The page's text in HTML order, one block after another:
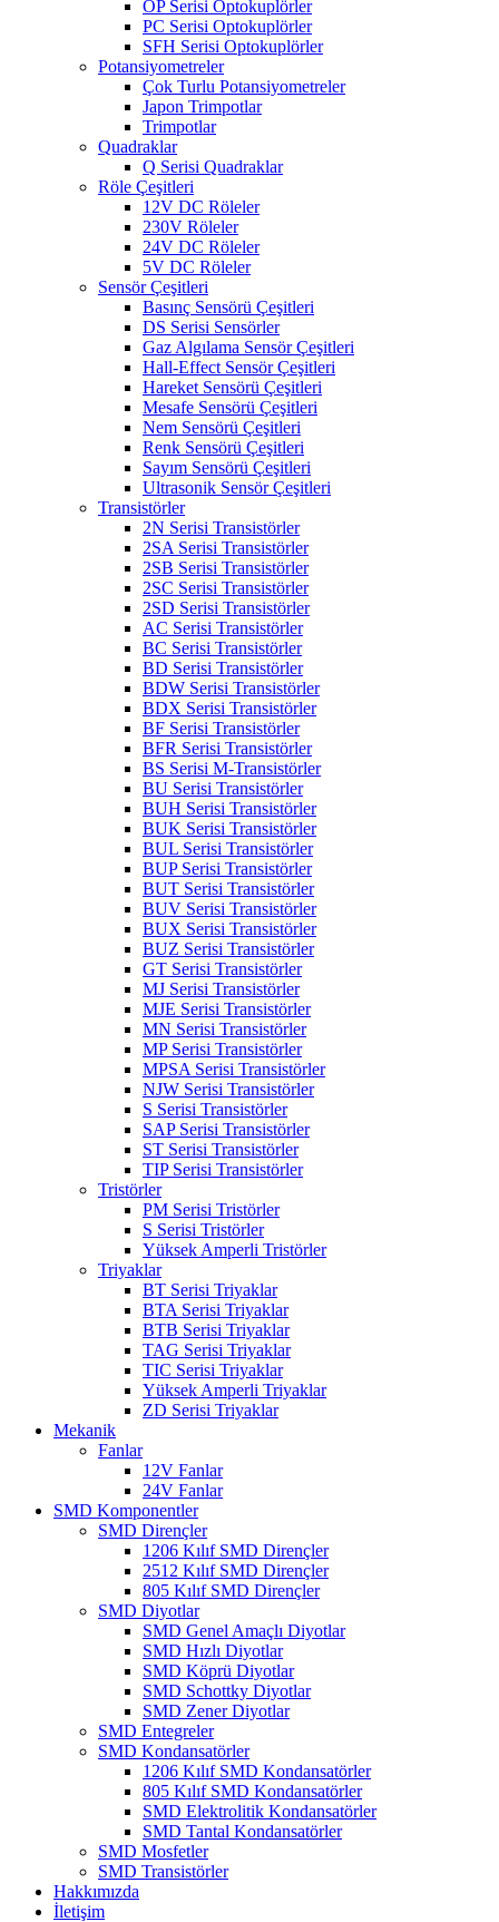
OP Serisi Optokuplörler
PC Serisi Optokuplörler
SFH Serisi Optokuplörler
Potansiyometreler
Çok Turlu Potansiyometreler
Japon Trimpotlar
Trimpotlar
Quadraklar
Q Serisi Quadraklar
Röle Çeşitleri
12V DC Röleler
230V Röleler
24V DC Röleler
5V DC Röleler
Sensör Çeşitleri
Basınç Sensörü Çeşitleri
DS Serisi Sensörler
Gaz Algılama Sensör Çeşitleri
Hall-Effect Sensör Çeşitleri
Hareket Sensörü Çeşitleri
Mesafe Sensörü Çeşitleri
Nem Sensörü Çeşitleri
Renk Sensörü Çeşitleri
Sayım Sensörü Çeşitleri
Ultrasonik Sensör Çeşitleri
Transistörler
2N Serisi Transistörler
2SA Serisi Transistörler
2SB Serisi Transistörler
2SC Serisi Transistörler
2SD Serisi Transistörler
AC Serisi Transistörler
BC Serisi Transistörler
BD Serisi Transistörler
BDW Serisi Transistörler
BDX Serisi Transistörler
BF Serisi Transistörler
BFR Serisi Transistörler
BS Serisi M-Transistörler
BU Serisi Transistörler
BUH Serisi Transistörler
BUK Serisi Transistörler
BUL Serisi Transistörler
BUP Serisi Transistörler
BUT Serisi Transistörler
BUV Serisi Transistörler
BUX Serisi Transistörler
BUZ Serisi Transistörler
GT Serisi Transistörler
MJ Serisi Transistörler
MJE Serisi Transistörler
MN Serisi Transistörler
MP Serisi Transistörler
MPSA Serisi Transistörler
NJW Serisi Transistörler
S Serisi Transistörler
SAP Serisi Transistörler
ST Serisi Transistörler
TIP Serisi Transistörler
Tristörler
PM Serisi Tristörler
S Serisi Tristörler
Yüksek Amperli Tristörler
Triyaklar
BT Serisi Triyaklar
BTA Serisi Triyaklar
BTB Serisi Triyaklar
TAG Serisi Triyaklar
TIC Serisi Triyaklar
Yüksek Amperli Triyaklar
ZD Serisi Triyaklar
Mekanik
Fanlar
12V Fanlar
24V Fanlar
SMD Komponentler
SMD Dirençler
1206 Kılıf SMD Dirençler
2512 Kılıf SMD Dirençler
805 Kılıf SMD Dirençler
SMD Diyotlar
SMD Genel Amaçlı Diyotlar
SMD Hızlı Diyotlar
SMD Köprü Diyotlar
SMD Schottky Diyotlar
SMD Zener Diyotlar
SMD Entegreler
SMD Kondansatörler
1206 Kılıf SMD Kondansatörler
805 Kılıf SMD Kondansatörler
SMD Elektrolitik Kondansatörler
SMD Tantal Kondansatörler
SMD Mosfetler
SMD Transistörler
Hakkımızda
İletişim